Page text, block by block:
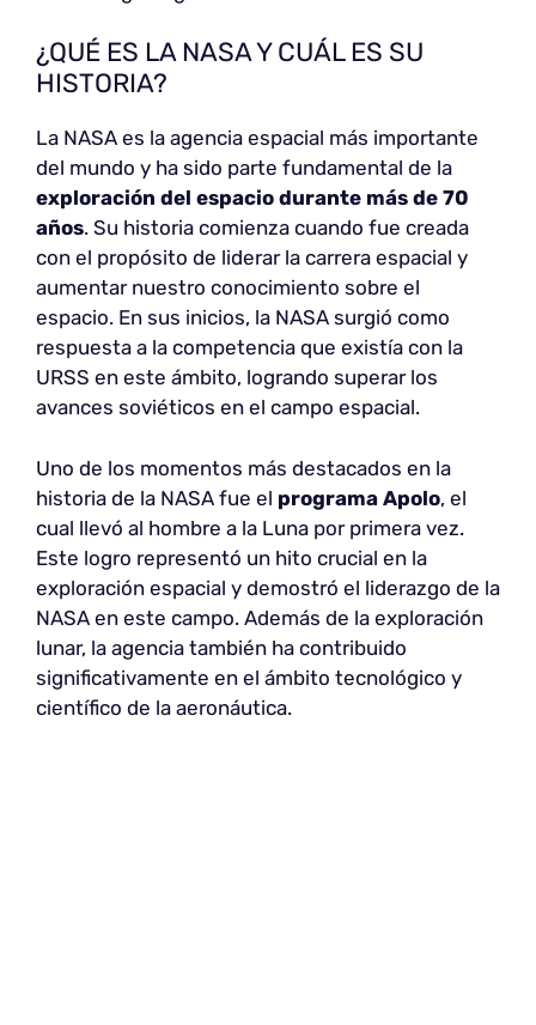
¿QUÉ ES LA NASA Y CUÁL ES SU
HISTORIA?
La NASA es la agencia espacial más importante
del mundo y ha sido parte fundamental de la
exploración del espacio durante más de 70
años. Su historia comienza cuando fue creada
con el propósito de liderar la carrera espacial y
aumentar nuestro conocimiento sobre el
espacio. En sus inicios, la NASA surgió como
respuesta a la competencia que existía con la
URSS en este ámbito, logrando superar los
avances soviéticos en el campo espacial.
Uno de los momentos más destacados en la
historia de la NASA fue el programa Apolo, el
cual llevó al hombre a la Luna por primera vez.
Este logro representó un hito crucial en la
exploración espacial y demostró el liderazgo de la
NASA en este campo. Además de la exploración
lunar, la agencia también ha contribuido
significativamente en el ámbito tecnológico y
científico de la aeronáutica.